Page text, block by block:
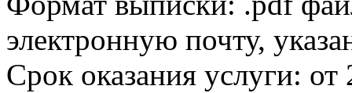
электронную почту,
Срок оказания услуги: от